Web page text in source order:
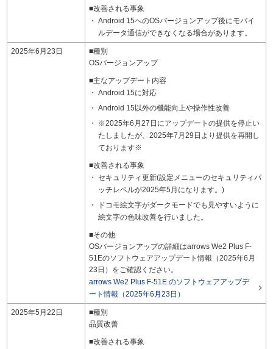
■改善される事象
Android 15へのOSバージョンアップ後にモバイ
ルデータ通信ができなくなる場合があります。
2025年6月23日
■種別
OSバージョンアップ
■主なアップデート内容
Android 15に対応
Android 15以外の機能向上や操作性改善
※2025年6月27日にアップデートの提供を停止い
たしましたが、2025年7月29日より提供を再開し
ております※
■改善される事象
セキュリティ更新(設定メニューのセキュリティパ
ッチレベルが2025年5月になります。)
ドコモ絵文字がダークモードでも見やすいように
絵文字の色味改善を行いました。
■その他
OSバージョンアップの詳細はarrows We2 Plus F-
51Eのソフトウェアアップデート情報（2025年6月
23日）をご確認ください。
arrows We2 Plus F-51E のソフトウェアアップデ
ート情報（2025年6月23日）

2025年5月22日
■種別
品質改善
■改善される事象